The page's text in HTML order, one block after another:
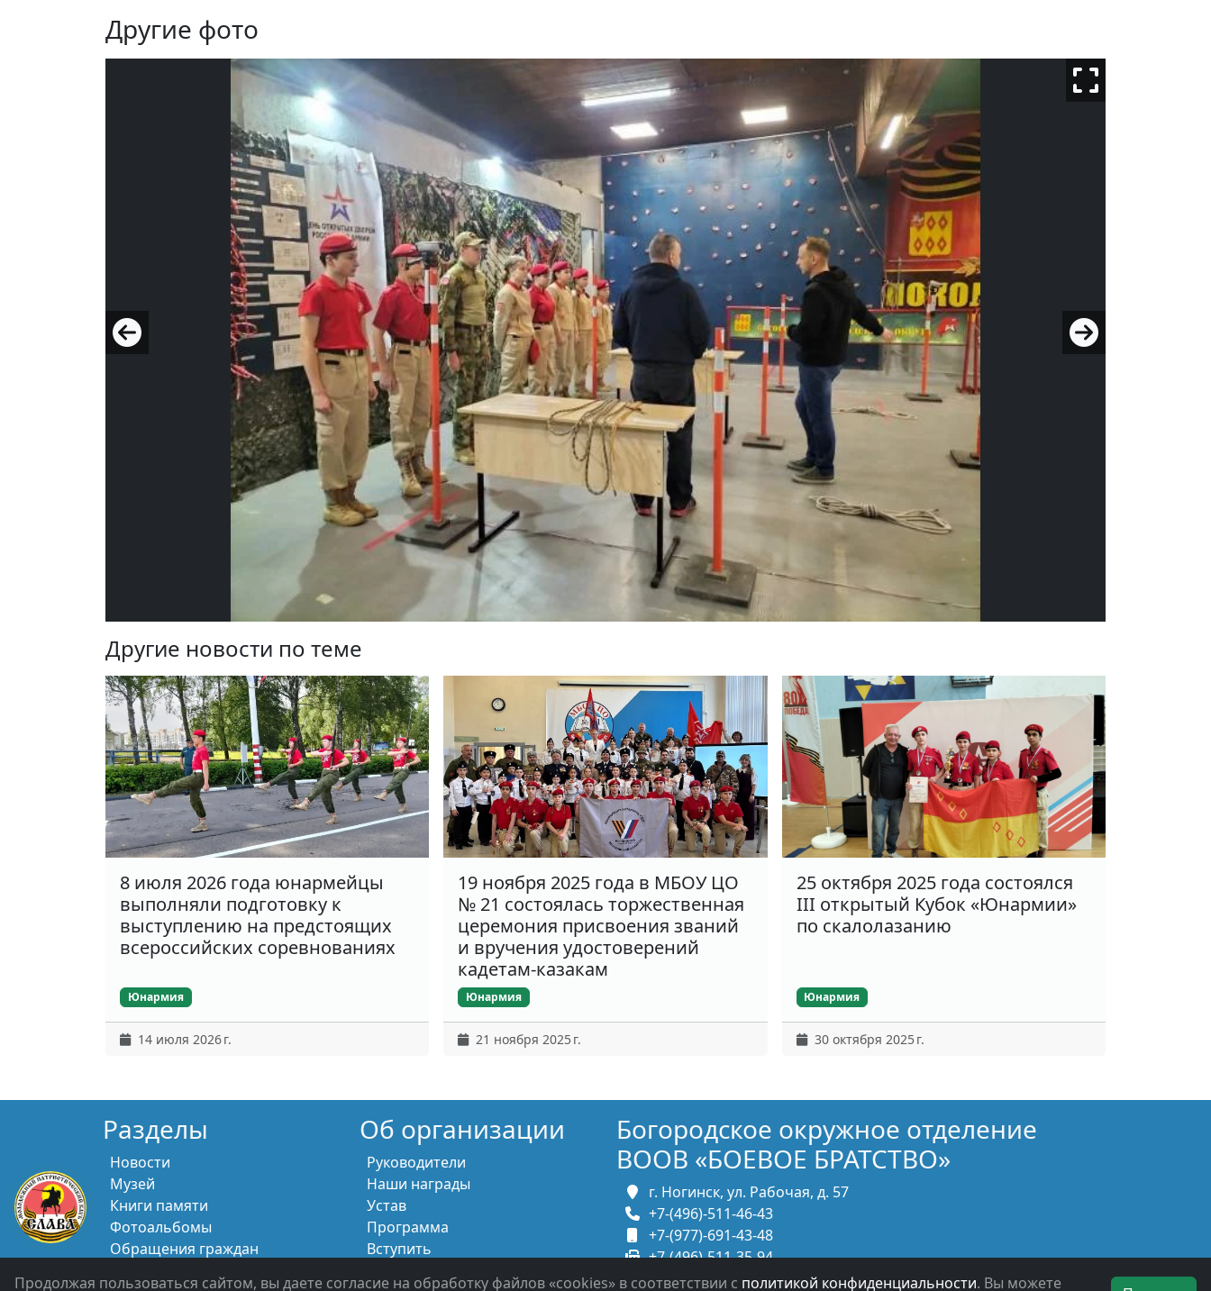
Другие фото
Другие новости по теме
8 июля 2026 года юнармейцы
выполняли подготовку к
выступлению на предстоящих
всероссийских соревнованиях
Юнармия
14 июля 2026 г.
19 ноября 2025 года в МБОУ ЦО
№ 21 состоялась торжественная
церемония присвоения званий
и вручения удостоверений
кадетам-казакам
Юнармия
21 ноября 2025 г.
25 октября 2025 года состоялся
III открытый Кубок «Юнармии»
по скалолазанию
Юнармия
30 октября 2025 г.
Разделы
Новости
Музей
Книги памяти
Фотоальбомы
Обращения граждан
Об организации
Руководители
Наши награды
Устав
Программа
Вступить
Богородское окружное отделение
ВООВ «БОЕВОЕ БРАТСТВО»
г. Ногинск, ул. Рабочая, д. 57
+7-(496)-511-46-43
+7-(977)-691-43-48
+7-(496)-511-35-94
bbnoginsk@mail.ru
Продолжая пользоваться сайтом, вы даете согласие на обработку файлов «cookies» в соответствии с политикой конфиденциальности. Вы можете